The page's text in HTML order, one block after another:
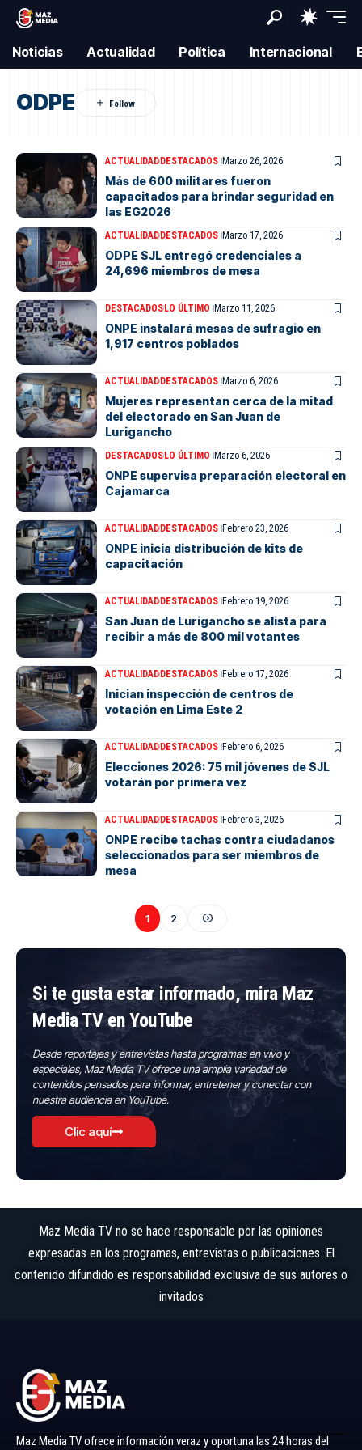
Noticias Actualidad Política Internacional
ODPE
ACTUALIDADDESTACADOS Marzo 26, 2026
Más de 600 militares fueron
capacitados para brindar seguridad en
las EG2026
ACTUALIDADDESTACADOS Marzo 17, 2026
ODPE SJL entregó credenciales a
24,696 miembros de mesa
DESTACADOSLO ÚLTIMO Marzo 11, 2026
ONPE instalará mesas de sufragio en
1,917 centros poblados
ACTUALIDADDESTACADOS Marzo 6, 2026
Mujeres representan cerca de la mitad
del electorado en San Juan de
Lurigancho
DESTACADOSLO ÚLTIMO Marzo 6, 2026
ONPE supervisa preparación electoral en
Cajamarca
ACTUALIDADDESTACADOS Febrero 23, 2026
ONPE inicia distribución de kits de
capacitación
ACTUALIDADDESTACADOS Febrero 19, 2026
San Juan de Lurigancho se alista para
recibir a más de 800 mil votantes
ACTUALIDADDESTACADOS Febrero 17, 2026
Inician inspección de centros de
votación en Lima Este 2
ACTUALIDADDESTACADOS Febrero 6, 2026
Elecciones 2026: 75 mil jóvenes de SJL
votarán por primera vez
ACTUALIDADDESTACADOS Febrero 3, 2026
ONPE recibe tachas contra ciudadanos
seleccionados para ser miembros de
mesa
1 2
Si te gusta estar informado, mira Maz
Media TV en YouTube
Desde reportajes y entrevistas hasta programas en vivo y
especiales, Maz Media TV ofrece una amplia variedad de
contenidos pensados para informar, entretener y conectar con
nuestra audiencia en YouTube.
Clic aquí
Maz Media TV no se hace responsable por las opiniones
expresadas en los programas, entrevistas o publicaciones. El
contenido difundido es responsabilidad exclusiva de sus autores o
invitados
Maz Media TV ofrece información veraz y oportuna las 24 horas del